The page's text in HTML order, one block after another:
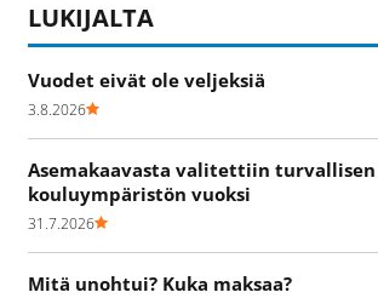
LUKIJALTA
Vuodet eivät ole veljeksiä
3.8.2026
Asemakaavasta valitettiin turvallisen
kouluympäristön vuoksi
31.7.2026
Mitä unohtui? Kuka maksaa?